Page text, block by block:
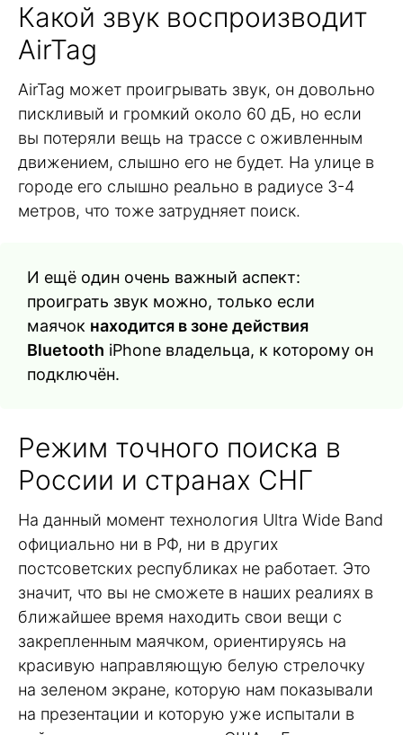
Какой звук воспроизводит
AirTag
AirTag может проигрывать звук, он довольно
пискливый и громкий около 60 дБ, но если
вы потеряли вещь на трассе с оживленным
движением, слышно его не будет. На улице в
городе его слышно реально в радиусе 3-4
метров, что тоже затрудняет поиск.
И ещё один очень важный аспект:
проиграть звук можно, только если
маячок находится в зоне действия
Bluetooth iPhone владельца, к которому он
подключён.
Режим точного поиска в
России и странах СНГ
На данный момент технология Ultra Wide Band
официально ни в РФ, ни в других
постсоветских республиках не работает. Это
значит, что вы не сможете в наших реалиях в
ближайшее время находить свои вещи с
закрепленным маячком, ориентируясь на
красивую направляющую белую стрелочку
на зеленом экране, которую нам показывали
на презентации и которую уже испытали в